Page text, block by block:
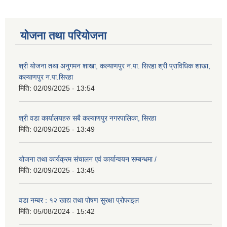
योजना तथा परियोजना
श्री योजना तथा अनुगमन शाखा, कल्याणपुर न.पा. सिरहा श्री प्राविधिक शाखा,
कल्याणपुर न.पा.सिरहा
मिति: 02/09/2025 - 13:54
श्री वडा कार्यालयहरु सबै कल्याणपुर नगरपालिका, सिरहा
मिति: 02/09/2025 - 13:49
योजना तथा कार्यक्रम संचालन एवं कार्यान्वयन सम्बन्धमा /
मिति: 02/09/2025 - 13:45
वडा नम्बर : १२ खाद्य तथा पोषण सुरक्षा प्रोफाइल
मिति: 05/08/2024 - 15:42